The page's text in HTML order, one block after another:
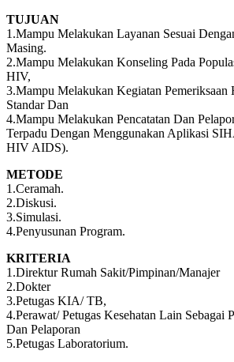
TUJUAN
1.Mampu Melakukan Layanan Sesuai
Masing.
2.Mampu Melakukan Konseling Pada
HIV,
3.Mampu Melakukan Kegiatan
Standar Dan
4.Mampu Melakukan Pencatatan Dan
Terpadu Dengan Menggunakan Aplikasi
HIV AIDS).
METODE
1.Ceramah.
2.Diskusi.
3.Simulasi.
4.Penyusunan Program.
KRITERIA
1.Direktur Rumah Sakit/Pimpinan/Manajer
2.Dokter
3.Petugas KIA/ TB,
4.Perawat/ Petugas Kesehatan Lain Sebagai
Dan Pelaporan
5.Petugas Laboratorium.